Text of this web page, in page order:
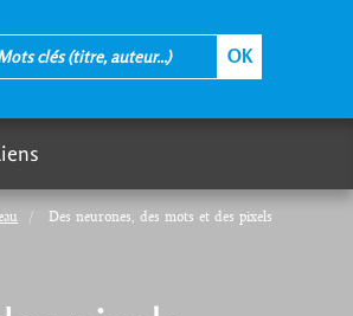
Des neurones, des mots et des pixels